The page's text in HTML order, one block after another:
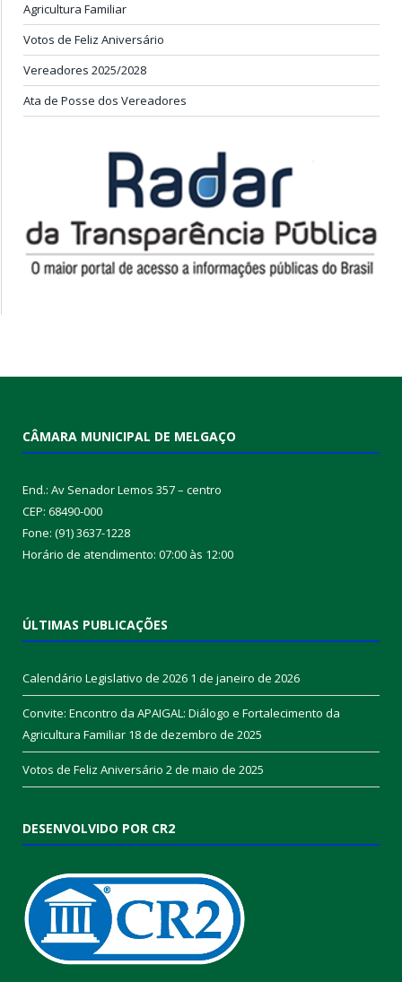
Agricultura Familiar
Votos de Feliz Aniversário
Vereadores 2025/2028
Ata de Posse dos Vereadores
CÂMARA MUNICIPAL DE MELGAÇO
End.: Av Senador Lemos 357 – centro
CEP: 68490-000
Fone: (91) 3637-1228
Horário de atendimento: 07:00 às 12:00
ÚLTIMAS PUBLICAÇÕES
Calendário Legislativo de 2026 1 de janeiro de 2026
Convite: Encontro da APAIGAL: Diálogo e Fortalecimento da
Agricultura Familiar 18 de dezembro de 2025
Votos de Feliz Aniversário 2 de maio de 2025
DESENVOLVIDO POR CR2